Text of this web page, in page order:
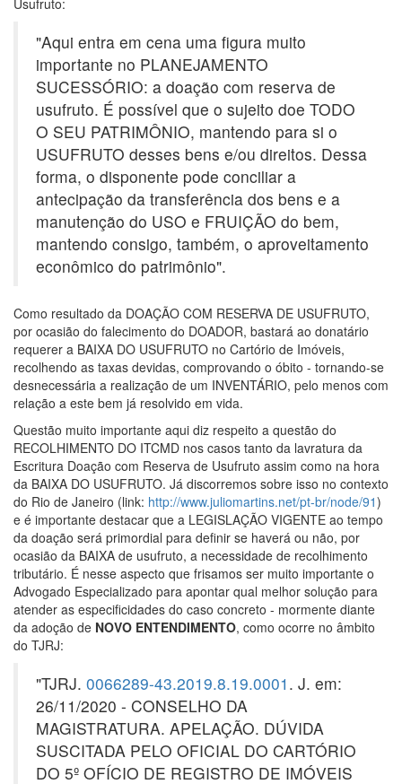
Usufruto:⁣
"Aqui entra em cena uma figura muito
importante no PLANEJAMENTO
SUCESSÓRIO: a doação com reserva de
usufruto. É possível que o sujeito doe TODO
O SEU PATRIMÔNIO, mantendo para si o
USUFRUTO desses bens e/ou direitos. Dessa
forma, o disponente pode conciliar a
antecipação da transferência dos bens e a
manutenção do USO e FRUIÇÃO do bem,
mantendo consigo, também, o aproveitamento
econômico do patrimônio".⁣
Como resultado da DOAÇÃO COM RESERVA DE USUFRUTO,
por ocasião do falecimento do DOADOR, bastará ao donatário
requerer a BAIXA DO USUFRUTO no Cartório de Imóveis,
recolhendo as taxas devidas, comprovando o óbito - tornando-se
desnecessária a realização de um INVENTÁRIO, pelo menos com
relação a este bem já resolvido em vida.⁣
Questão muito importante aqui diz respeito a questão do
RECOLHIMENTO DO ITCMD nos casos tanto da lavratura da
Escritura Doação com Reserva de Usufruto assim como na hora
da BAIXA DO USUFRUTO. Já discorremos sobre isso no contexto
do Rio de Janeiro (link: http://www.juliomartins.net/pt-br/node/91)
e é importante destacar que a LEGISLAÇÃO VIGENTE ao tempo
da doação será primordial para definir se haverá ou não, por
ocasião da BAIXA de usufruto, a necessidade de recolhimento
tributário. É nesse aspecto que frisamos ser muito importante o
Advogado Especializado para apontar qual melhor solução para
atender as especificidades do caso concreto - mormente diante
da adoção de NOVO ENTENDIMENTO, como ocorre no âmbito
do TJRJ:⁣
"TJRJ. 0066289-43.2019.8.19.0001 . J. em:
26/11/2020 - CONSELHO DA
MAGISTRATURA. APELAÇÃO. DÚVIDA
SUSCITADA PELO OFICIAL DO CARTÓRIO
DO 5º OFÍCIO DE REGISTRO DE IMÓVEIS